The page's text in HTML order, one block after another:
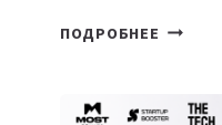
ПОДРОБНЕЕ ОТ
АЛМАТЫ: